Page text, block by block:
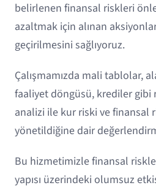
belirlenen finansal riskleri
azaltmak için alınan
geçirilmesini sağlıyoruz.
Çalışmamızda mali tablolar,
faaliyet döngüsü, krediler gibi
analizi ile kur riski ve finansal
yönetildiğine dair
Bu hizmetimizle finansal
yapısı üzerindeki olumsuz